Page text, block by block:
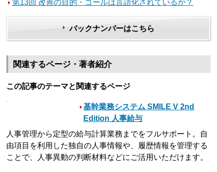
第13回 改善の目的・ゴールは言語化されているか？
バックナンバーはこちら
関連するページ・著者紹介
この記事のテーマと関連するページ
基幹業務システム SMILE V 2nd
Edition 人事給与
人事管理から定型の給与計算業務までをフルサポート。自
由項目を利用した独自の人事情報や、履歴情報を管理する
ことで、人事異動の判断材料などにご活用いただけます。